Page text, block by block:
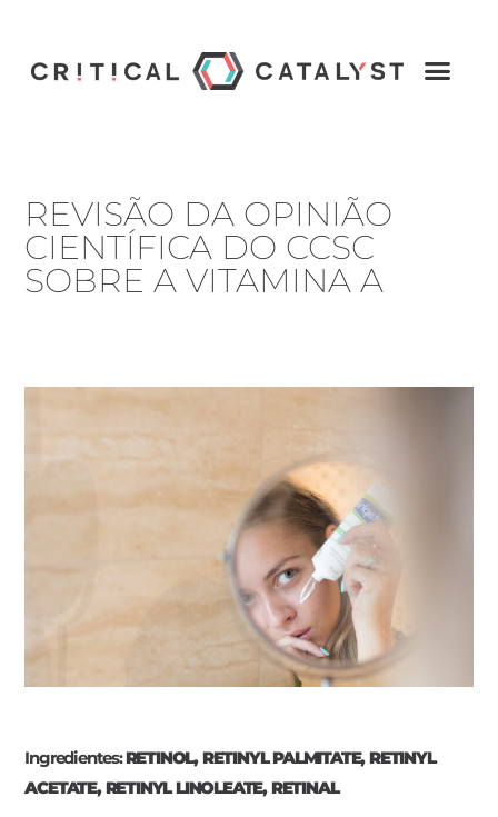
REVISÃO DA OPINIÃO
CIENTÍFICA DO CCSC
SOBRE A VITAMINA A
Ingredientes:RETINOL, RETINYL PALMITATE, RETINYL
ACETATE, RETINYL LINOLEATE, RETINAL